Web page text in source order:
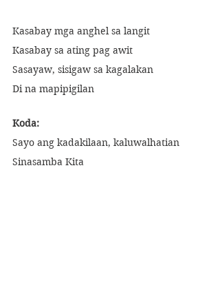
Kasabay mga anghel sa langit
Kasabay sa ating pag awit
Sasayaw, sisigaw sa kagalakan
Di na mapipigilan
Koda:
Sayo ang kadakilaan, kaluwalhatian
Sinasamba Kita